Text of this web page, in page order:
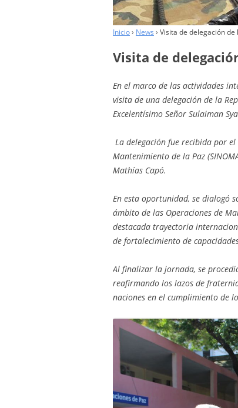
PARTNERS
Inicio › News › Visita de delegación de
Visita de
En el marco de las actividades
visita de una delegación de la
Excelentísimo Señor Sulaiman
La delegación fue recibida por
Mantenimiento de la Paz
Mathías Capó.
En esta oportunidad, se dialogó
ámbito de las Operaciones de
destacada trayectoria
de fortalecimiento de
Al finalizar la jornada, se
reafirmando los lazos de
naciones en el cumplimiento de